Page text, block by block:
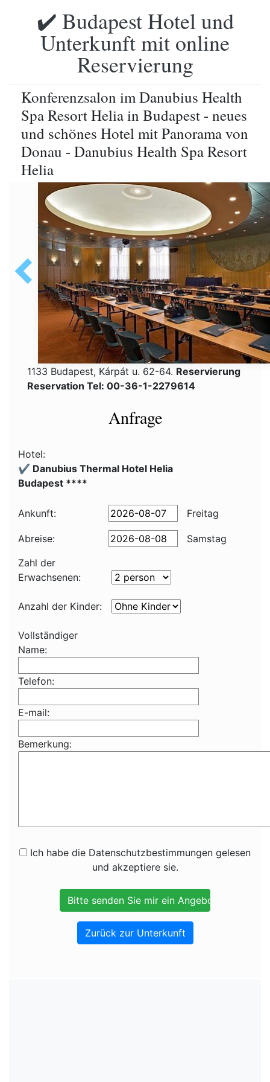
✔️ Budapest Hotel und
Unterkunft mit online
Reservierung
Konferenzsalon im Danubius Health
Spa Resort Helia in Budapest - neues
und schönes Hotel mit Panorama von
Donau - Danubius Health Spa Resort
Helia
1133 Budapest, Kárpát u. 62-64. Reservierung
Reservation Tel: 00-36-1-2279614
Anfrage
Hotel:
✔️ Danubius Thermal Hotel Helia
Budapest ****
Ankunft: Freitag
Abreise:
Samstag
Zahl der
Erwachsenen:
Anzahl der Kinder:
Vollständiger
Name:
Telefon:
E-mail:
Bemerkung:
Ich habe die Datenschutzbestimmungen gelesen
und akzeptiere sie.
Zurück zur Unterkunft